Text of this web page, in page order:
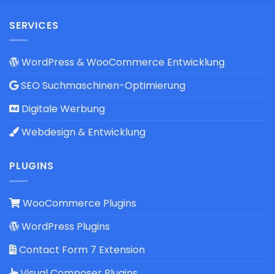
SERVICES
WordPress & WooCommerce Entwicklung
SEO Suchmaschinen-Optimierung
Digitale Werbung
Webdesign & Entwicklung
PLUGINS
WooCommerce Plugins
WordPress Plugins
Contact Form 7 Extension